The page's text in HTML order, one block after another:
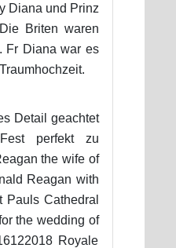
Diana und Prinz
Briten waren
Fr Diana war es
Detail geachtet
perfekt zu
the wife of
Reagan with
Pauls Cathedral
the wedding of
Royale